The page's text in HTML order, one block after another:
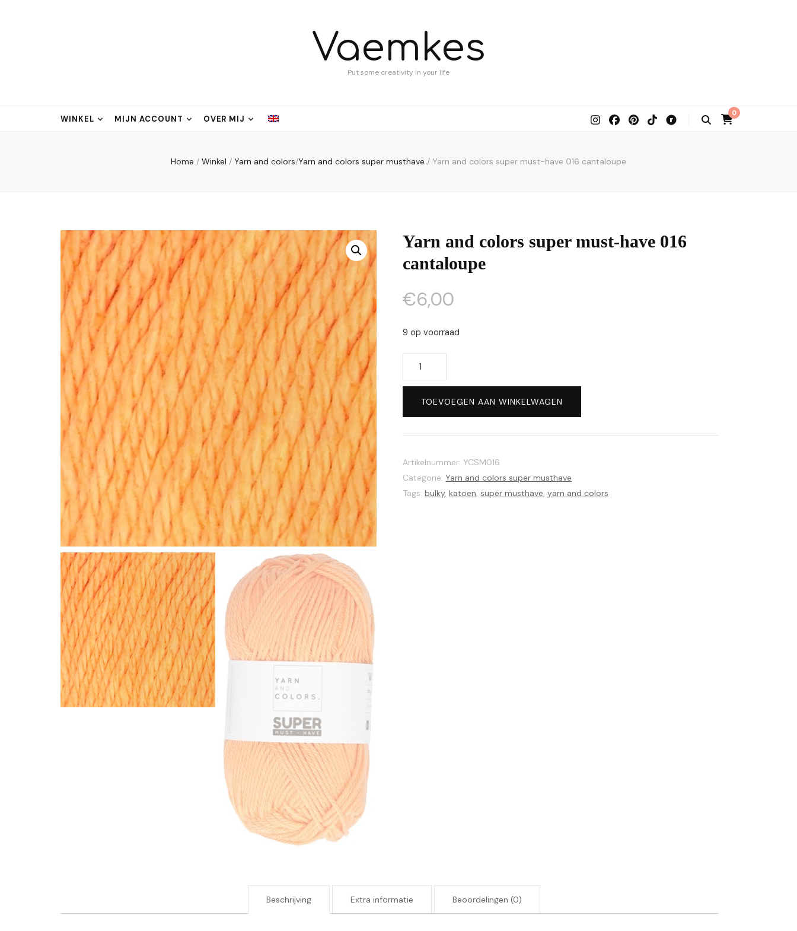
Vaemkes
Put some creativity in your life
WINKEL MIJN ACCOUNT OVER MIJ
0
Home / Winkel / Yarn and colors/Yarn and colors super musthave / Yarn and colors super must-have 016 cantaloupe
Yarn and colors super must-have 016
cantaloupe
€6,00
9 op voorraad
super
have
cantaloupe
aantal
TOEVOEGEN AAN WINKELWAGEN
Artikelnummer: YCSM016
Categorie: Yarn and colors super musthave
Tags:bulky,katoen,super musthave,yarn and colors
Beschrijving Extra informatie Beoordelingen (0)